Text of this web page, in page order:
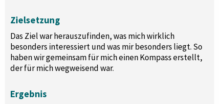
Zielsetzung
Das Ziel war herauszufinden, was mich wirklich
besonders interessiert und was mir besonders liegt. So
haben wir gemeinsam für mich einen Kompass erstellt,
der für mich wegweisend war.
Ergebnis